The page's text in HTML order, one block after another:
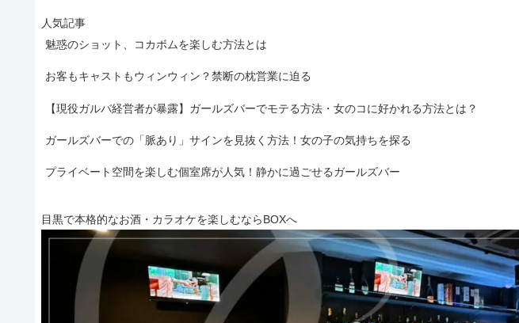
人気記事
魅惑のショット、コカボムを楽しむ方法とは
お客もキャストもウィンウィン？禁断の枕営業に迫る
【現役ガルバ経営者が暴露】ガールズバーでモテる方法・女のコに好かれる方法とは？
ガールズバーでの「脈あり」サインを見抜く方法！女の子の気持ちを探る
プライベート空間を楽しむ個室席が人気！静かに過ごせるガールズバー
目黒で本格的なお酒・カラオケを楽しむならBOXへ